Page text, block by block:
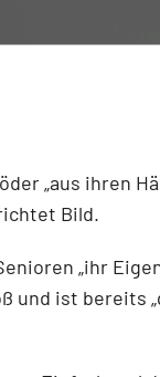
„aus ihren
Bild.
„ihr
und ist bereits